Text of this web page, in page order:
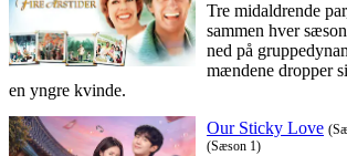
Tre midaldrende
sammen hver
ned på
mændene dropper
en yngre kvinde.
Our Sticky Love
(Sæson 1)